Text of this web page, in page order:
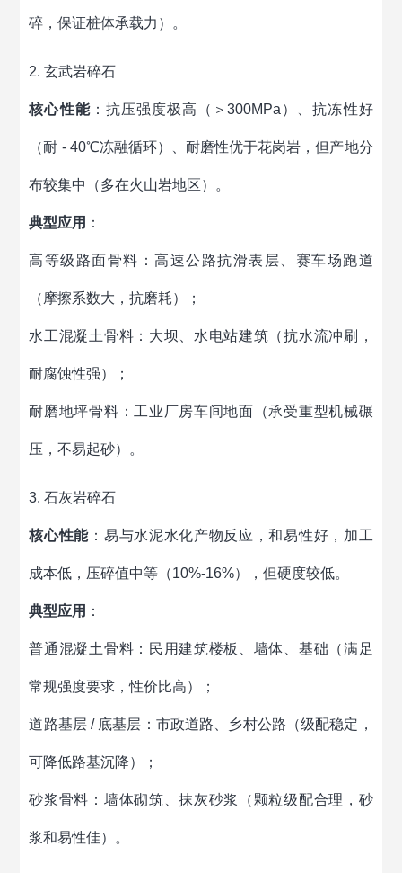
碎，保证桩体承载力）。
2. 玄武岩碎石
核心性能：抗压强度极高（＞300MPa）、抗冻性好
（耐 - 40℃冻融循环）、耐磨性优于花岗岩，但产地分
布较集中（多在火山岩地区）。
典型应用 ：
高等级路面骨料：高速公路抗滑表层、赛车场跑道
（摩擦系数大，抗磨耗）；
水工混凝土骨料：大坝、水电站建筑（抗水流冲刷，
耐腐蚀性强）；
耐磨地坪骨料：工业厂房车间地面（承受重型机械碾
压，不易起砂）。
3. 石灰岩碎石
核心性能 ：易与水泥水化产物反应，和易性好，加工
成本低，压碎值中等（10%-16%），但硬度较低。
典型应用 ：
普通混凝土骨料：民用建筑楼板、墙体、基础（满足
常规强度要求，性价比高）；
道路基层 / 底基层：市政道路、乡村公路（级配稳定，
可降低路基沉降）；
砂浆骨料：墙体砌筑、抹灰砂浆（颗粒级配合理，砂
浆和易性佳）。